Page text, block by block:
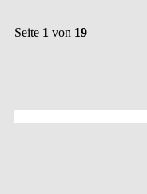
Seite 1 von 19